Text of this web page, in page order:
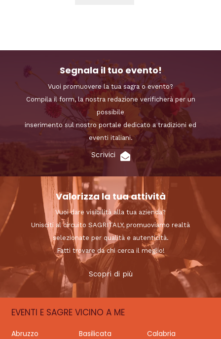
Segnala il tuo evento!
Vuoi promuovere la tua sagra o evento?
Compila il form, la nostra redazione verificherà per un
possibile
inserimento sul nostro portale dedicato a tradizioni ed
eventi italiani.
Scrivici
Valorizza la tua attività
Vuoi dare visibilità alla tua azienda?
Unisciti al circuito SAGRITALY, promuoviamo realtà
selezionate per qualità e autenticità.
Fatti trovare da chi cerca il meglio!
Scopri di più
EVENTI E SAGRE VICINO A ME
Abruzzo Basilicata
Calabria